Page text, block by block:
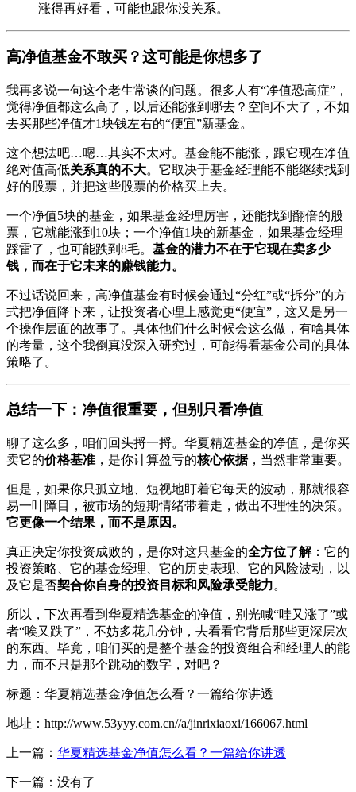
涨得再好看，可能也跟你没关系。
高净值基金不敢买？这可能是你想多了
我再多说一句这个老生常谈的问题。很多人有“净值恐高症”，
觉得净值都这么高了，以后还能涨到哪去？空间不大了，不如
去买那些净值才1块钱左右的“便宜”新基金。
这个想法吧…嗯…其实不太对。基金能不能涨，跟它现在净值
绝对值高低关系真的不大。它取决于基金经理能不能继续找到
好的股票，并把这些股票的价格买上去。
一个净值5块的基金，如果基金经理厉害，还能找到翻倍的股
票，它就能涨到10块；一个净值1块的新基金，如果基金经理
踩雷了，也可能跌到8毛。 基金的潜力不在于它现在卖多少
钱，而在于它未来的赚钱能力。
不过话说回来，高净值基金有时候会通过“分红”或“拆分”的方
式把净值降下来，让投资者心理上感觉更“便宜”，这又是另一
个操作层面的故事了。具体他们什么时候会这么做，有啥具体
的考量，这个我倒真没深入研究过，可能得看基金公司的具体
策略了。
总结一下：净值很重要，但别只看净值
聊了这么多，咱们回头捋一捋。华夏精选基金的净值，是你买
卖它的价格基准 ，是你计算盈亏的核心依据，当然非常重要。
但是，如果你只孤立地、短视地盯着它每天的波动，那就很容
易一叶障目，被市场的短期情绪带着走，做出不理性的决策。
它更像一个结果，而不是原因。
真正决定你投资成败的，是你对这只基金的全方位了解：它的
投资策略、它的基金经理、它的历史表现、它的风险波动，以
及它是否契合你自身的投资目标和风险承受能力。
所以，下次再看到华夏精选基金的净值，别光喊“哇又涨了”或
者“唉又跌了”，不妨多花几分钟，去看看它背后那些更深层次
的东西。毕竟，咱们买的是整个基金的投资组合和经理人的能
力，而不只是那个跳动的数字，对吧？
标题：华夏精选基金净值怎么看？一篇给你讲透
地址：http://www.53yyy.com.cn//a/jinrixiaoxi/166067.html
上一篇： 华夏精选基金净值怎么看？一篇给你讲透
下一篇：没有了